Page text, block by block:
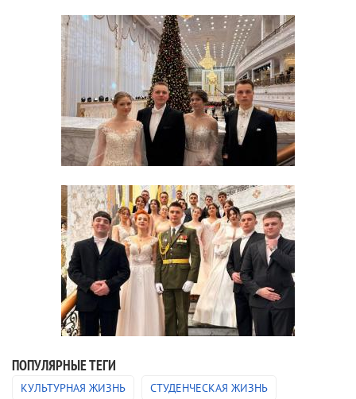
ПОПУЛЯРНЫЕ ТЕГИ
КУЛЬТУРНАЯ ЖИЗНЬ СТУДЕНЧЕСКАЯ ЖИЗНЬ